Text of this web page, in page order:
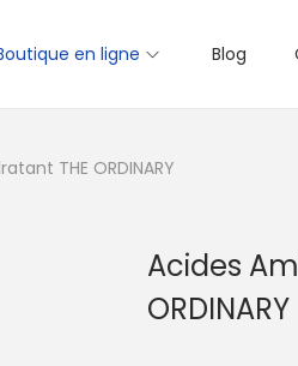
en ligne Blog
THE ORDINARY
Acides
ORDINARY